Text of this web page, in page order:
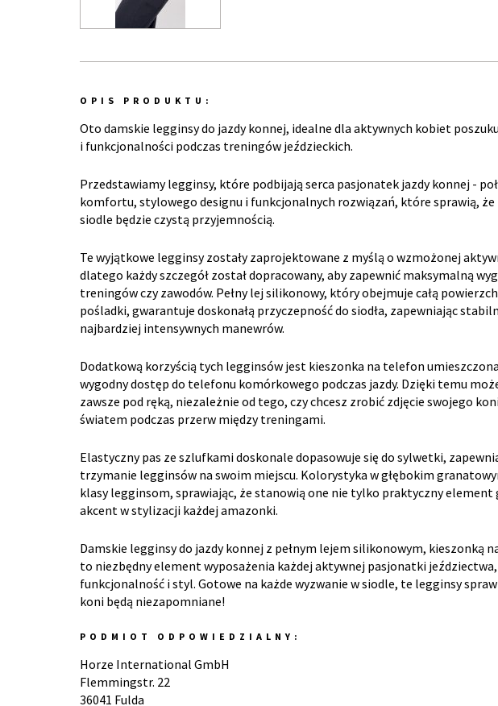
OPIS PRODUKTU:
Oto damskie legginsy do jazdy konnej, idealne dla aktywnych kobiet
i funkcjonalności podczas treningów jeździeckich.
Przedstawiamy legginsy, które podbijają serca pasjonatek jazdy konnej -
komfortu, stylowego designu i funkcjonalnych rozwiązań, które sprawią, że
siodle będzie czystą przyjemnością.
Te wyjątkowe legginsy zostały zaprojektowane z myślą o wzmożonej
dlatego każdy szczegół został dopracowany, aby zapewnić maksymalną
treningów czy zawodów. Pełny lej silikonowy, który obejmuje całą
pośladki, gwarantuje doskonałą przyczepność do siodła, zapewniając
najbardziej intensywnych manewrów.
Dodatkową korzyścią tych legginsów jest kieszonka na telefon
wygodny dostęp do telefonu komórkowego podczas jazdy. Dzięki temu
zawsze pod ręką, niezależnie od tego, czy chcesz zrobić zdjęcie swojego
światem podczas przerw między treningami.
Elastyczny pas ze szlufkami doskonale dopasowuje się do sylwetki,
trzymanie legginsów na swoim miejscu. Kolorystyka w głębokim
klasy legginsom, sprawiając, że stanowią one nie tylko praktyczny element
akcent w stylizacji każdej amazonki.
Damskie legginsy do jazdy konnej z pełnym lejem silikonowym, kieszonką
to niezbędny element wyposażenia każdej aktywnej pasjonatki
funkcjonalność i styl. Gotowe na każde wyzwanie w siodle, te legginsy
koni będą niezapomniane!
PODMIOT ODPOWIEDZIALNY:
Horze International GmbH
Flemmingstr. 22
36041 Fulda